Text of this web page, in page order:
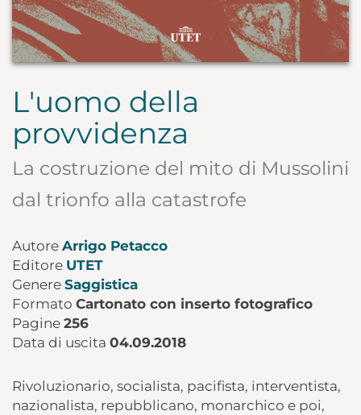
L'uomo della
provvidenza
La costruzione del mito di Mussolini
dal trionfo alla catastrofe
Autore Arrigo Petacco
Editore UTET
Genere Saggistica
Formato Cartonato con inserto fotografico
Pagine 256
Data di uscita 04.09.2018
Rivoluzionario, socialista, pacifista, interventista,
nazionalista, repubblicano, monarchico e poi,